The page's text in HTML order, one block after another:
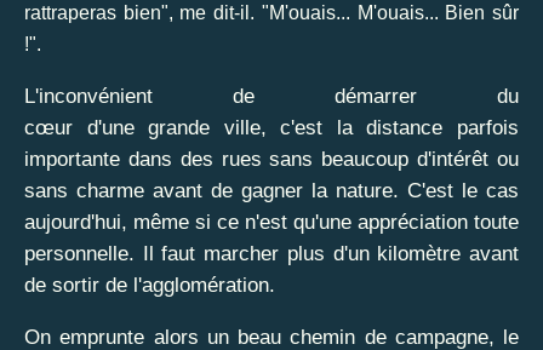
rattraperas bien", me dit-il. "M'ouais... M'ouais... Bien sûr
!".
L'inconvénient de démarrer du
cœur d'une grande ville, c'est la distance parfois
importante dans des rues sans beaucoup d'intérêt ou
sans charme avant de gagner la nature. C'est le cas
aujourd'hui, même si ce n'est qu'une appréciation toute
personnelle. Il faut marcher plus d'un kilomètre avant
de sortir de l'agglomération.
On emprunte alors un beau chemin de campagne, le